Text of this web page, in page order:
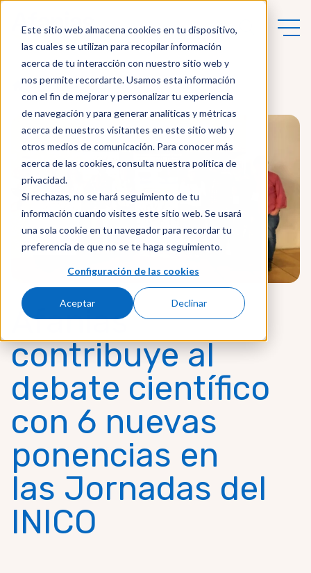
Este sitio web almacena cookies en tu dispositivo,
las cuales se utilizan para recopilar información
acerca de tu interacción con nuestro sitio web y
nos permite recordarte. Usamos esta información
con el fin de mejorar y personalizar tu experiencia
de navegación y para generar analíticas y métricas
acerca de nuestros visitantes en este sitio web y
otros medios de comunicación. Para conocer más
acerca de las cookies, consulta nuestra política de
privacidad.
Si rechazas, no se hará seguimiento de tu
información cuando visites este sitio web. Se usará
una sola cookie en tu navegador para recordar tu
preferencia de que no se te haga seguimiento.
Configuración de las cookies
Aceptar Declinar
Actualidad
Afanias
contribuye al
debate científico
con 6 nuevas
ponencias en
las Jornadas del
INICO